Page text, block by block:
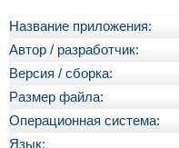
Название приложения:
Автор / разработчик:
Версия / сборка:
Размер файла:
Операционная система:
Язык: